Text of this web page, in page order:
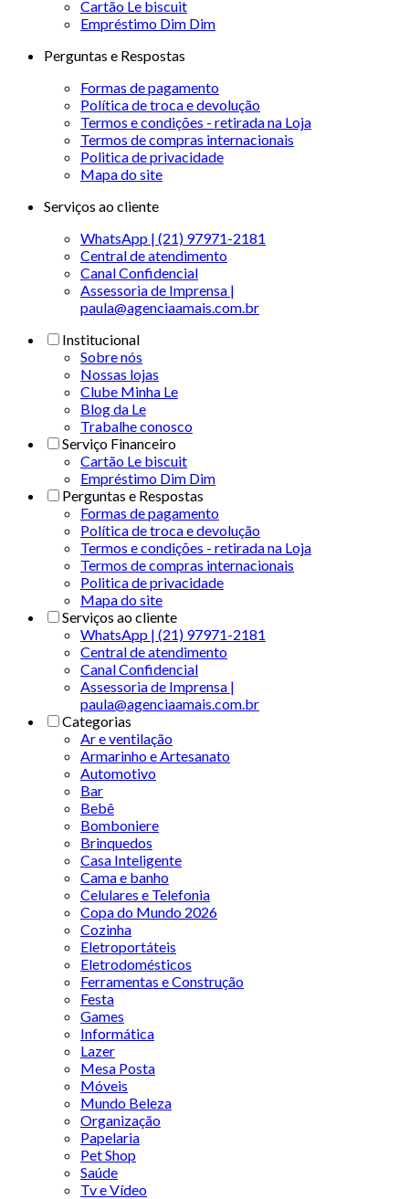
Cartão Le biscuit
Empréstimo Dim Dim
Perguntas e Respostas
Formas de pagamento
Política de troca e devolução
Termos e condições - retirada na Loja
Termos de compras internacionais
Politica de privacidade
Mapa do site
Serviços ao cliente
WhatsApp | (21) 97971-2181
Central de atendimento
Canal Confidencial
Assessoria de Imprensa |
paula@agenciaamais.com.br
Institucional
Sobre nós
Nossas lojas
Clube Minha Le
Blog da Le
Trabalhe conosco
Serviço Financeiro
Cartão Le biscuit
Empréstimo Dim Dim
Perguntas e Respostas
Formas de pagamento
Política de troca e devolução
Termos e condições - retirada na Loja
Termos de compras internacionais
Politica de privacidade
Mapa do site
Serviços ao cliente
WhatsApp | (21) 97971-2181
Central de atendimento
Canal Confidencial
Assessoria de Imprensa |
paula@agenciaamais.com.br
Categorias
Ar e ventilação
Armarinho e Artesanato
Automotivo
Bar
Bebê
Bomboniere
Brinquedos
Casa Inteligente
Cama e banho
Celulares e Telefonia
Copa do Mundo 2026
Cozinha
Eletroportáteis
Eletrodomésticos
Ferramentas e Construção
Festa
Games
Informática
Lazer
Mesa Posta
Móveis
Mundo Beleza
Organização
Papelaria
Pet Shop
Saúde
Tv e Vídeo